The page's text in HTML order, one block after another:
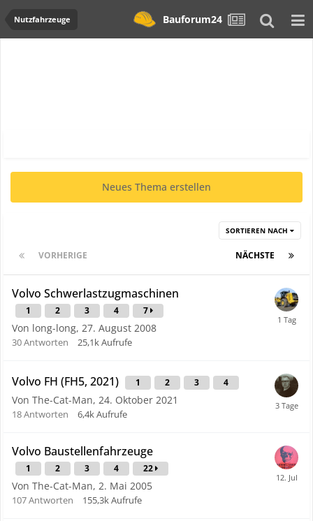
Nutzfahrzeuge Bauforum24
Neues Thema erstellen
SORTIEREN NACH
VORHERIGE NÄCHSTE
Volvo Schwerlastzugmaschinen
1 2 3 4 7
Von long-long, 27. August 2008
30Antworten 25,1kAufrufe
Volvo FH (FH5, 2021) 1 2 3 4
Von The-Cat-Man, 24. Oktober 2021
18Antworten 6,4kAufrufe
Volvo Baustellenfahrzeuge
1 2 3 4 22
Von The-Cat-Man, 2. Mai 2005
107Antworten 155,3kAufrufe